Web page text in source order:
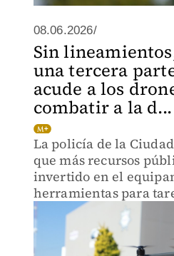
08.06.2026/
Sin
una tercera
acude a los
combatir a la d...
La policía de la
que más recursos
invertido en el
herramientas para
aérea.